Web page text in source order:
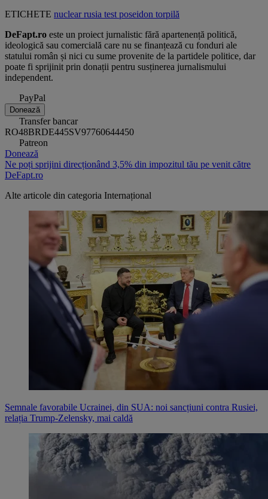
ETICHETE nuclearrusia testposeidon torpilă
DeFapt.ro este un proiect jurnalistic fără apartenență politică,
ideologică sau comercială care nu se finanțează cu fonduri ale
statului român și nici cu sume provenite de la partidele politice, dar
poate fi sprijinit prin donații pentru susținerea jurnalismului
independent.
PayPal
Donează
Transfer bancar
RO48BRDE445SV97760644450
Patreon
Donează
Ne poți sprijini direcționând 3,5% din impozitul tău pe venit către
DeFapt.ro
Alte articole din categoria Internațional
Semnale favorabile Ucrainei, din SUA: noi sancțiuni contra Rusiei,
relația Trump-Zelensky, mai caldă